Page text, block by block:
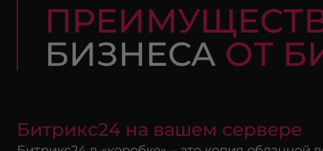
БИЗНЕСА ОТ
Битрикс24 на вашем сервере